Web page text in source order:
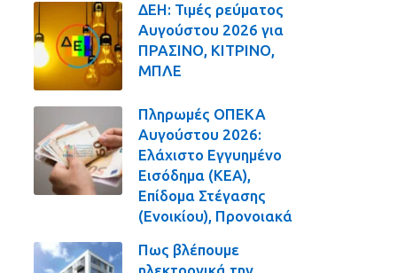
ΔΕΗ: Τιμές ρεύματος
Αυγούστου 2026 για
ΠΡΑΣΙΝΟ, ΚΙΤΡΙΝΟ,
ΜΠΛΕ
Πληρωμές ΟΠΕΚΑ
Αυγούστου 2026:
Ελάχιστο Εγγυημένο
Εισόδημα (ΚΕΑ),
Επίδομα Στέγασης
(Ενοικίου), Προνοιακά
Πως βλέπουμε